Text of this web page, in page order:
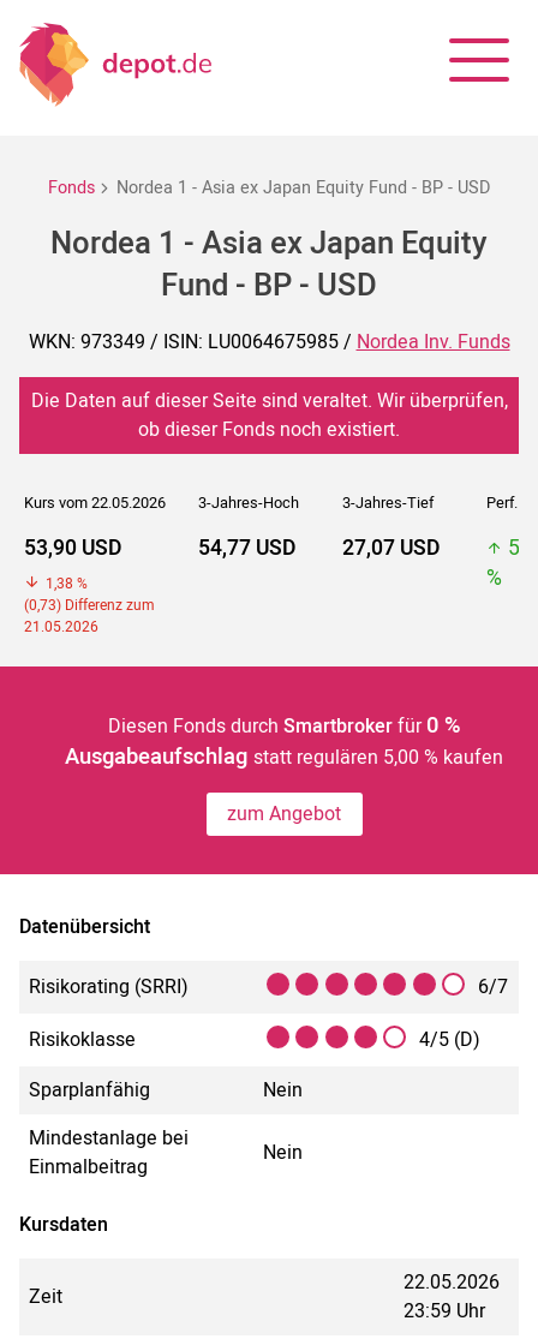
Fonds Nordea 1 - Asia ex Japan Equity Fund - BP - USD
Nordea 1 - Asia ex Japan Equity
Fund - BP - USD
WKN: 973349 / ISIN: LU0064675985 /Nordea Inv. Funds
Die Daten auf dieser Seite sind veraltet. Wir überprüfen,
ob dieser Fonds noch existiert.
Kurs vom 22.05.2026 3-Jahres-Hoch 3-Jahres-Tief Perf. 5J
53,90 USD
1,38 %
(0,73) Differenz zum
21.05.2026
54,77 USD 27,07 USD
%
Diesen Fonds durch Smartbrokerfür 0 %
Ausgabeaufschlagstatt regulären 5,00 % kaufen
zum Angebot
Datenübersicht
Risikorating (SRRI)
6/7
Risikoklasse
4/5 (D)
Sparplanfähig
Nein
Mindestanlage bei
Einmalbeitrag
Nein
Kursdaten
Zeit
22.05.2026
23:59 Uhr